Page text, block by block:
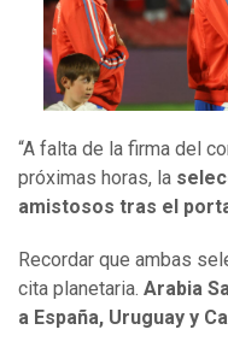
“A falta de la firma del
próximas horas, la
amistosos tras el
Recordar que ambas
cita planetaria. Arabia
a España, Uruguay y